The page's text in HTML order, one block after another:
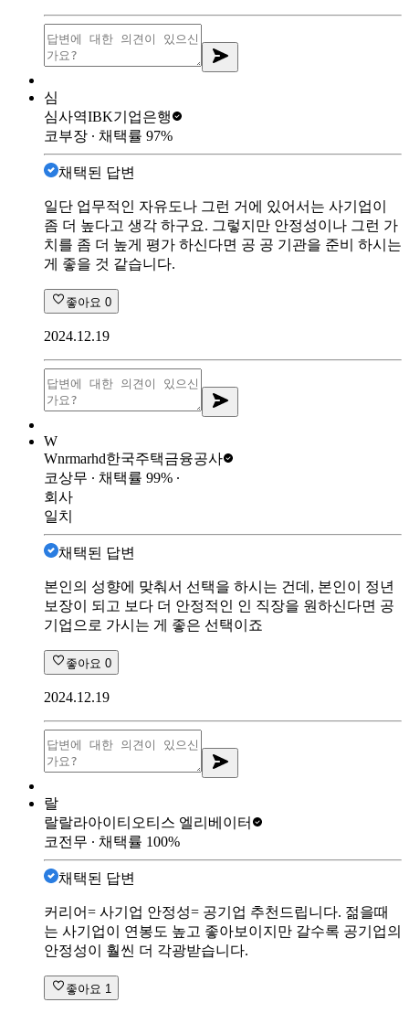
심
심사역IBK기업은행
코부장 ∙ 채택률 97%
채택된 답변
일단 업무적인 자유도나 그런 거에 있어서는 사기업이
좀 더 높다고 생각 하구요. 그렇지만 안정성이나 그런 가
치를 좀 더 높게 평가 하신다면 공 공 기관을 준비 하시는
게 좋을 것 같습니다.
좋아요 0
2024.12.19
W
Wnrmarhd한국주택금융공사
코상무 ∙ 채택률 99% ∙
회사
일치
채택된 답변
본인의 성향에 맞춰서 선택을 하시는 건데, 본인이 정년
보장이 되고 보다 더 안정적인 인 직장을 원하신다면 공
기업으로 가시는 게 좋은 선택이죠
좋아요 0
2024.12.19
랄
랄랄라아이티 오티스 엘리베이터
코전무 ∙ 채택률 100%
채택된 답변
커리어= 사기업 안정성= 공기업 추천드립니다. 젊을때
는 사기업이 연봉도 높고 좋아보이지만 갈수록 공기업의
안정성이 훨씬 더 각광받습니다.
좋아요 1